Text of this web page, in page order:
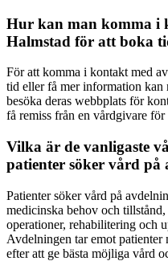
Hur kan man komma i
Halmstad för att boka
För att komma i kontakt med
tid eller få mer information kan
besöka deras webbplats för
få remiss från en vårdgivare
Vilka är de vanligaste
patienter söker vård på
Patienter söker vård på
medicinska behov och
operationer, rehabilitering och
Avdelningen tar emot
efter att ge bästa möjliga vård